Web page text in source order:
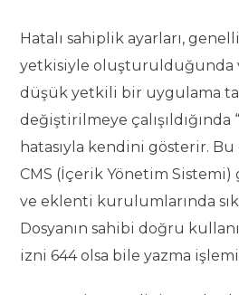
Hatalı sahiplik ayarları,
yetkisiyle oluşturulduğunda
düşük yetkili bir uygulama
değiştirilmeye çalışıldığında
hatasıyla kendini gösterir.
CMS (İçerik Yönetim
ve eklenti kurulumlarında
Dosyanın sahibi doğru
izni 644 olsa bile yazma işlemi